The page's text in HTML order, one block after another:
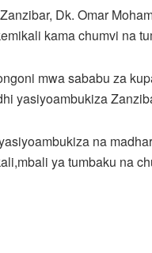
Dk. Omar
kama chumvi na
mwa sababu za
yasiyoambukiza
na
ya tumbaku na